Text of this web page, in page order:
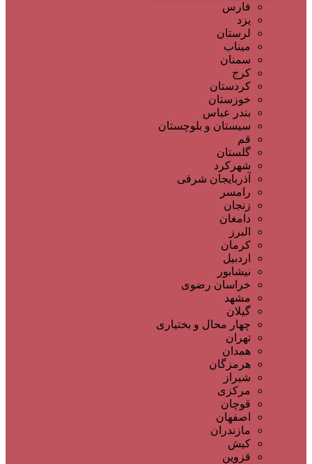
فارس
یزد
لرستان
میناب
سمنان
کرج
کردستان
خوزستان
بندر عباس
سیستان و بلوچستان
قم
گلستان
شهرکرد
آذربایجان شرقی
رامسر
زنجان
دامغان
البرز
کرمان
اردبیل
نیشابور
خراسان رضوی
مشهد
گیلان
چهار محال و بختیاری
تهران
همدان
هرمزگان
شیراز
مرکزی
قوچان
اصفهان
مازندران
کیش
قزوین